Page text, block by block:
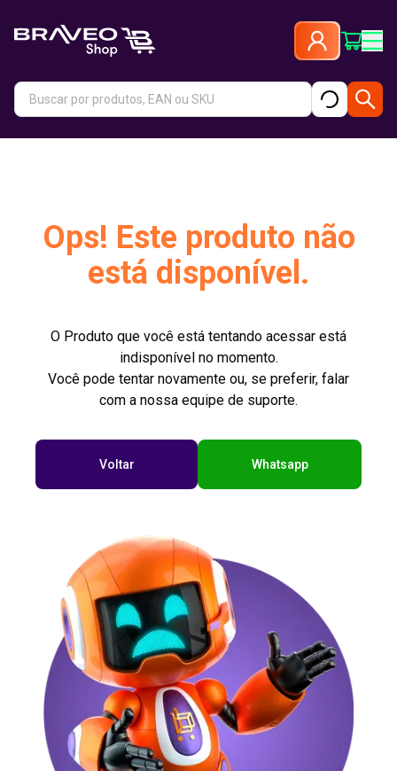
Ops! Este produto não
está disponível.
O Produto que você está tentando acessar está
indisponível no momento.
Você pode tentar novamente ou, se preferir, falar
com a nossa equipe de suporte.
Voltar Whatsapp